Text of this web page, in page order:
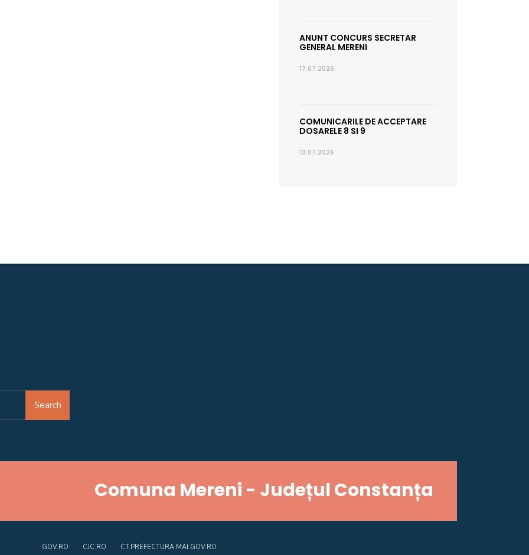
ANUNT CONCURS SECRETAR
GENERAL MERENI
17.07.2026
COMUNICARILE DE ACCEPTARE
DOSARELE 8 SI 9
13.07.2026
Search
Comuna Mereni - Județul Constanța
GOV.RO CJC.RO CT.PREFECTURA.MAI.GOV.RO